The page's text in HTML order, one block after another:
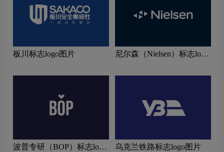
板川标志logo图片
尼尔森（Nielsen）标志logo
波普专研（BOP）标志logo
乌克兰铁路标志logo图片